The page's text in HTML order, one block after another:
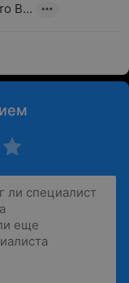
В...